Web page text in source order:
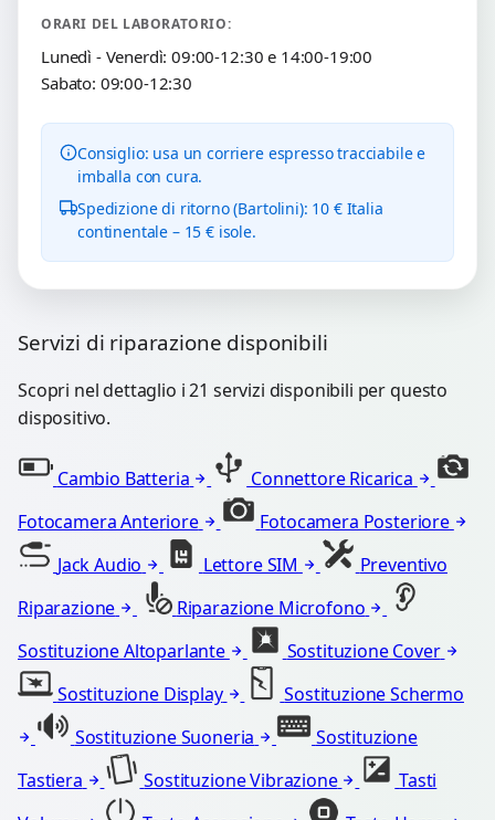
ORARI DEL LABORATORIO:
Lunedì - Venerdì: 09:00-12:30 e 14:00-19:00
Sabato: 09:00-12:30
Consiglio: usa un corriere espresso tracciabile e
imballa con cura.
Spedizione di ritorno (Bartolini): 10 € Italia
continentale – 15 € isole.
Servizi di riparazione disponibili
Scopri nel dettaglio i 21 servizi disponibili per questo
dispositivo.
Cambio Batteria
Connettore Ricarica
Fotocamera Anteriore
Fotocamera Posteriore
Jack Audio
Lettore SIM
Preventivo
Riparazione
Riparazione Microfono
Sostituzione Altoparlante
Sostituzione Cover
Sostituzione Display
Sostituzione Schermo
Sostituzione Suoneria
Sostituzione
Tastiera
Sostituzione Vibrazione
Tasti